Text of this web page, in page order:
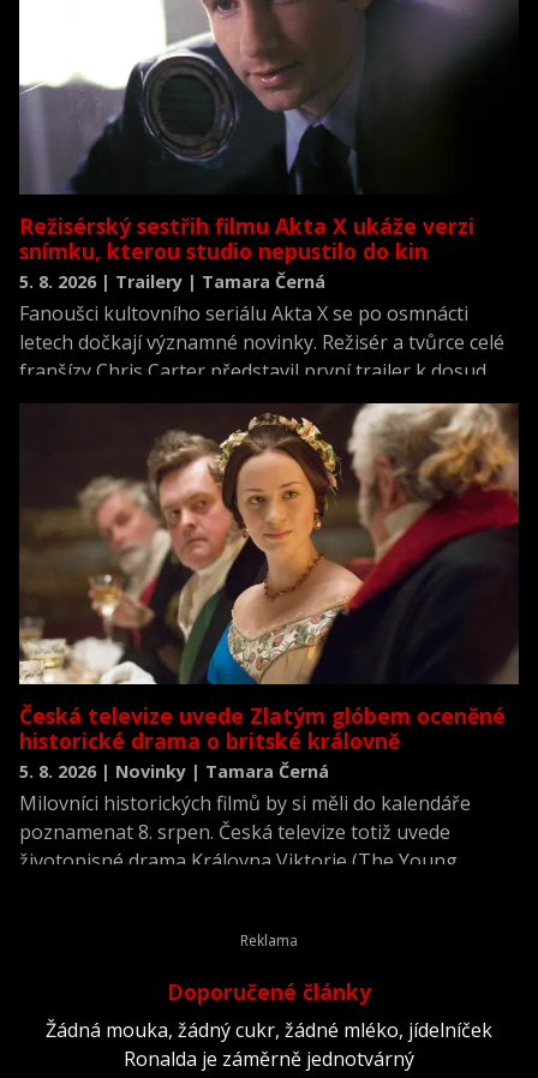
Režisérský sestřih filmu Akta X ukáže verzi
snímku, kterou studio nepustilo do kin
5. 8. 2026 | Trailery | Tamara Černá
Fanoušci kultovního seriálu Akta X se po osmnácti
letech dočkají významné novinky. Režisér a tvůrce celé
franšízy Chris Carter představil první trailer k dosud
neviděné režisérské verzi filmu Akta X: Chci uvěřit.
Česká televize uvede Zlatým glóbem oceněné
historické drama o britské královně
5. 8. 2026 | Novinky | Tamara Černá
Milovníci historických filmů by si měli do kalendáře
poznamenat 8. srpen. Česká televize totiž uvede
životopisné drama Královna Viktorie (The Young
Doporučené články
Žádná mouka, žádný cukr, žádné mléko, jídelníček
Ronalda je záměrně jednotvárný